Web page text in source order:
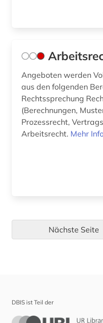
Angeboten werden
aus den folgenden
Rechtssprechung
(Berechnungen,
Prozessrecht,
Arbeitsrecht. Mehr
Nächste Seite
DBIS ist Teil der